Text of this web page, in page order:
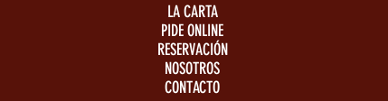
LA CARTA
PIDE ONLINE
RESERVACIÓN
NOSOTROS
CONTACTO